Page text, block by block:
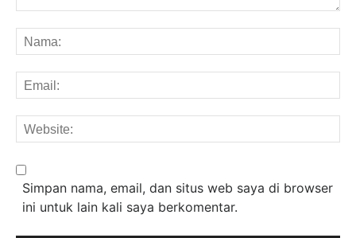
Simpan nama, email, dan situs web saya di browser
ini untuk lain kali saya berkomentar.